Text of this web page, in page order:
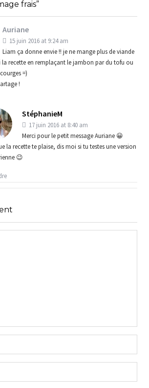
frais”
Auriane
15 juin 2016 at 9:24 am
Liam ça donne envie !! je ne mange plus de viande
la recette en remplaçant le jambon par du tofu ou
=)
!
StéphanieM
17 juin 2016 at 8:40 am
Merci pour le petit message Auriane 😀
la recette te plaise, dis moi si tu testes une version
😉